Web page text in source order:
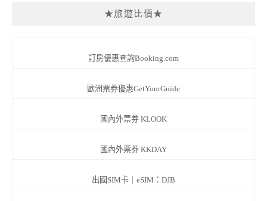
★旅遊比價★
訂房優惠查詢Booking.com
歐洲票券優惠GetYourGuide
國內外票券 KLOOK
國內外票券 KKDAY
出國SIM卡｜eSIM：DJB